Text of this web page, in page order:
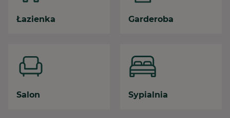
Łazienka Garderoba
Salon Sypialnia